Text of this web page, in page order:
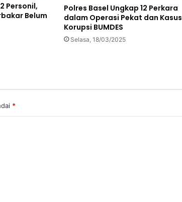
Personil,
Belum
Polres Basel Ungkap 12 Perkara
dalam Operasi Pekat dan Kasus
Korupsi BUMDES
Selasa, 18/03/2025
*